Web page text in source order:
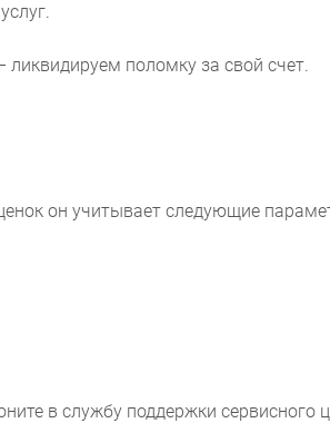
ликвидируем поломку за свой счет.
он учитывает следующие
в службу поддержки сервисного